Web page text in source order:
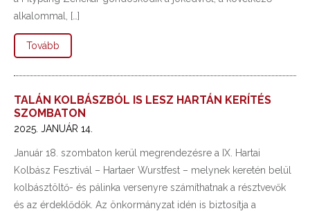
alkalommal, […]
Tovább
TALÁN KOLBÁSZBÓL IS LESZ HARTÁN KERÍTÉS
SZOMBATON
2025. JANUÁR 14.
Január 18. szombaton kerül megrendezésre a IX. Hartai
Kolbász Fesztivál – Hartaer Wurstfest – melynek keretén belül
kolbásztöltő- és pálinka versenyre számíthatnak a résztvevők
és az érdeklődők. Az önkormányzat idén is biztosítja a